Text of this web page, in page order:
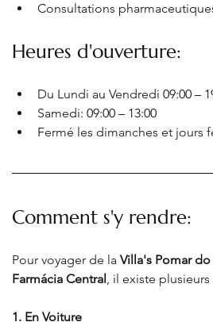
Consultations
Heures d'ouverture:
Du Lundi au Vendredi 09:00 –
Samedi: 09:00 – 13:00
Fermé les dimanches et jours
Comment s'y rendre:
Pour voyager de la Villa's Pomar
Farmácia Central, il existe
1. En Voiture